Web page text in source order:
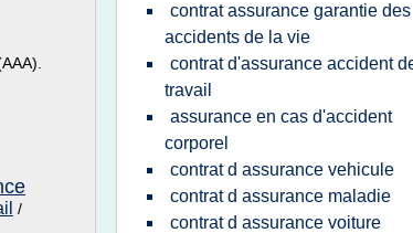
/
contrat assurance garantie des
accidents de la vie
contrat d'assurance accident
travail
assurance en cas d'accident
corporel
contrat d assurance vehicule
contrat d assurance maladie
contrat d assurance voiture